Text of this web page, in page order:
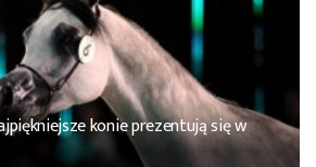
konie prezentują się w